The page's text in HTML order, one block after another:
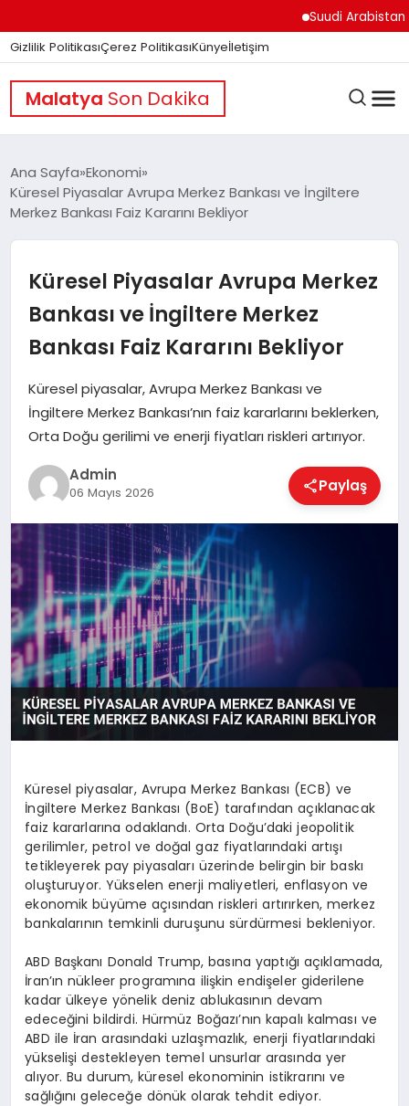
Suudi Arabistan
Gizlilik PolitikasıÇerez PolitikasıKünyeİletişim
Malatya Son Dakika
GÜNDEM
DÜNYA
EĞITIM
EKONOMI
MAGAZIN
SAĞLIK
SPOR
TEKNOLOJI
Ana Sayfa Ekonomi
Küresel Piyasalar Avrupa Merkez Bankası ve İngiltere
Merkez Bankası Faiz Kararını Bekliyor
Küresel Piyasalar Avrupa Merkez
Bankası ve İngiltere Merkez
Bankası Faiz Kararını Bekliyor
Küresel piyasalar, Avrupa Merkez Bankası ve
İngiltere Merkez Bankası’nın faiz kararlarını beklerken,
Orta Doğu gerilimi ve enerji fiyatları riskleri artırıyor.
Admin
06 Mayıs 2026 Paylaş
Küresel piyasalar, Avrupa Merkez Bankası (ECB) ve
İngiltere Merkez Bankası (BoE) tarafından açıklanacak
faiz kararlarına odaklandı. Orta Doğu’daki jeopolitik
gerilimler, petrol ve doğal gaz fiyatlarındaki artışı
tetikleyerek pay piyasaları üzerinde belirgin bir baskı
oluşturuyor. Yükselen enerji maliyetleri, enflasyon ve
ekonomik büyüme açısından riskleri artırırken, merkez
bankalarının temkinli duruşunu sürdürmesi bekleniyor.
ABD Başkanı Donald Trump, basına yaptığı açıklamada,
İran’ın nükleer programına ilişkin endişeler giderilene
kadar ülkeye yönelik deniz ablukasının devam
edeceğini bildirdi. Hürmüz Boğazı’nın kapalı kalması ve
ABD ile İran arasındaki uzlaşmazlık, enerji fiyatlarındaki
yükselişi destekleyen temel unsurlar arasında yer
alıyor. Bu durum, küresel ekonominin istikrarını ve
sağlığını geleceğe dönük olarak tehdit ediyor.